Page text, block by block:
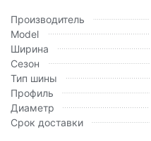
Производитель
Model
Ширина
Сезон
Тип шины
Профиль
Диаметр
Срок доставки